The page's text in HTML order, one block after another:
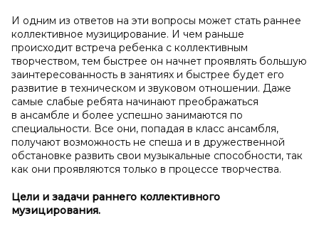
И одним из ответов на эти вопросы может стать раннее
коллективное музицирование. И чем раньше
происходит встреча ребенка с коллективным
творчеством, тем быстрее он начнет проявлять большую
заинтересованность в занятиях и быстрее будет его
развитие в техническом и звуковом отношении. Даже
самые слабые ребята начинают преображаться
в ансамбле и более успешно занимаются по
специальности. Все они, попадая в класс ансамбля,
получают возможность не спеша и в дружественной
обстановке развить свои музыкальные способности, так
как они проявляются только в процессе творчества.
Цели и задачи раннего коллективного
музицирования.